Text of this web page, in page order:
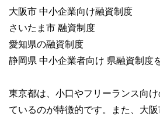
大阪市 中小企業向け融資制度
さいたま市 融資制度
愛知県の融資制度
静岡県 中小企業者向け 県融資制度
東京都は、小口やフリーランス向
ているのが特徴的です。また、大阪